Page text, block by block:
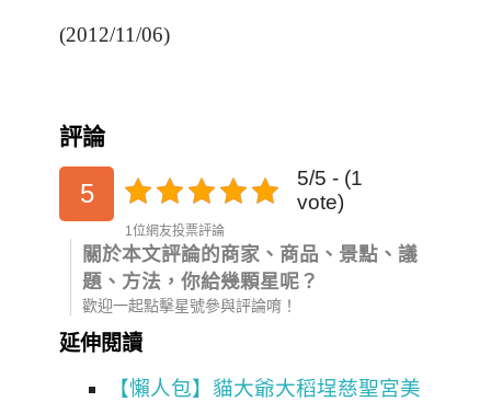
(2012/11/06)
評論
5
5/5 - (1
vote)
1位網友投票評論
關於本文評論的商家、商品、景點、議
題、方法，你給幾顆星呢？
歡迎一起點擊星號參與評論唷！
延伸閱讀
【懶人包】貓大爺大稻埕慈聖宮美